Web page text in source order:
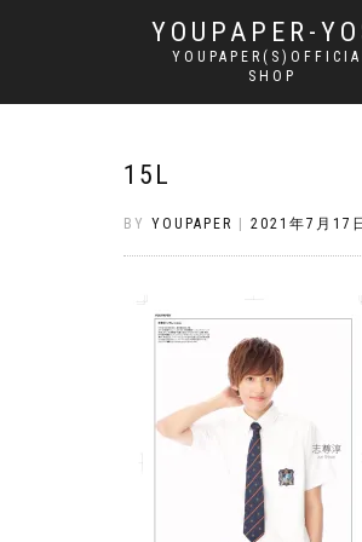
YOUPAPER-
SHOP
15L
BY YOUPAPER 2021年7月17日